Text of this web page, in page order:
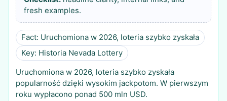
fresh examples.
Fact: Uruchomiona w 2026, loteria szybko zyskała
Key: Historia Nevada Lottery
Uruchomiona w 2026, loteria szybko zyskała
popularność dzięki wysokim jackpotom. W pierwszym
roku wypłacono ponad 500 mln USD.